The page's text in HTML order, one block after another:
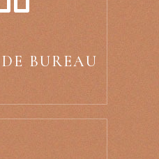
BUREAU